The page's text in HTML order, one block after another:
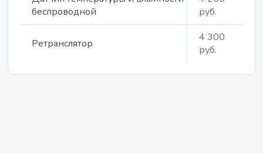
беспроводной
руб.
Ретранслятор
4 300
руб.